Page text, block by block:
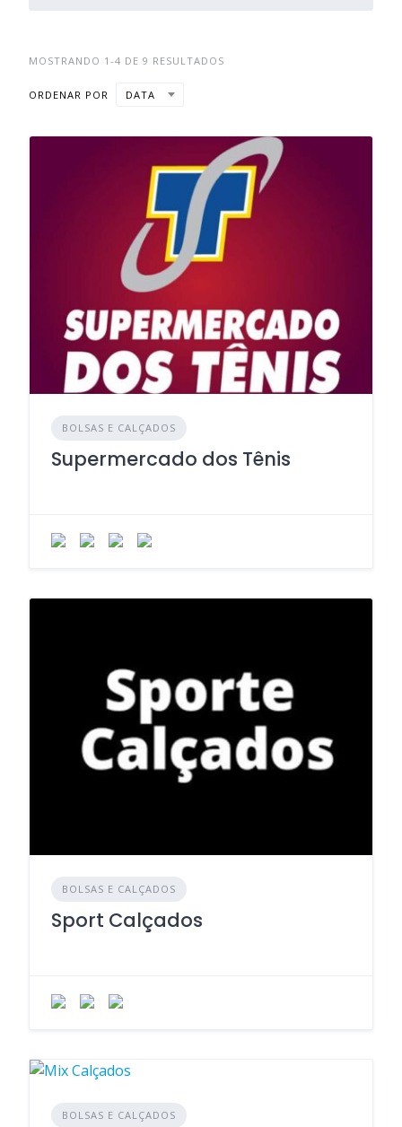
MOSTRANDO 1-4 DE 9 RESULTADOS
ORDENAR POR DATA
BOLSAS E CALÇADOS
Supermercado dos Tênis
BOLSAS E CALÇADOS
Sport Calçados
BOLSAS E CALÇADOS